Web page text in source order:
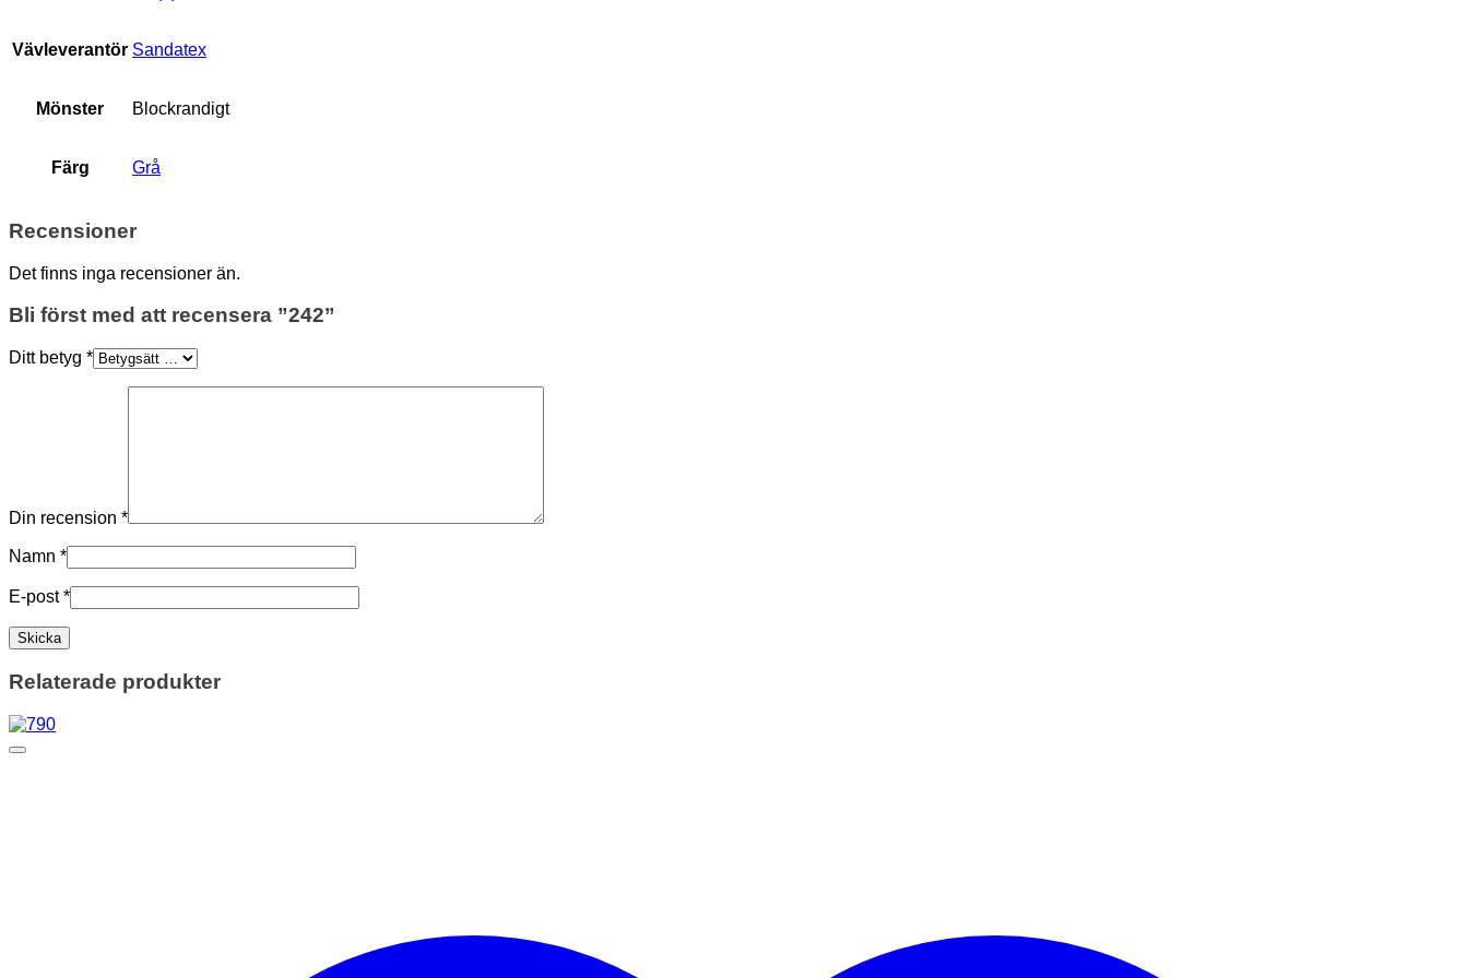
Vävleverantör Sandatex
Mönster Blockrandigt
Färg Grå
Recensioner
Det finns inga recensioner än.
Bli först med att recensera ”242”
Ditt betyg *
Din recension *
Namn *
E-post*
Relaterade produkter